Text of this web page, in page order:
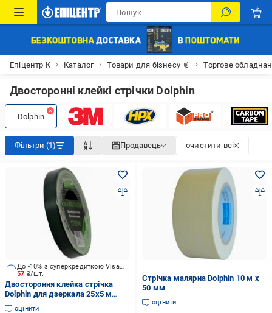
Епіцентр К Каталог Товари для бізнесу 📎 Торгове
Двосторонні клейкі стрічки Dolphin
Dolphin
Фільтри (1) Продавець очистити всі
57 ₴/шт.
До -10% з суперкредиткою Visa Вигода
Двостороння клейка стрічка
Dolphin для дзеркала 25x5 м
чорний
оцінити
Стрічка малярна Dolphin 10 м х
50 мм
оцінити